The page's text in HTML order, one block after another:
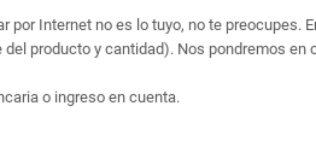
Internet no es lo tuyo, no te preocupes.
producto y cantidad). Nos pondremos
o ingreso en cuenta.